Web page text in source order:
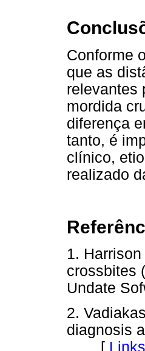
Conforme
que as
relevantes
mordida
diferença
tanto, é
clínico,
realizado
1.
crossbites
Undate
2.
diagnosis
[ Links